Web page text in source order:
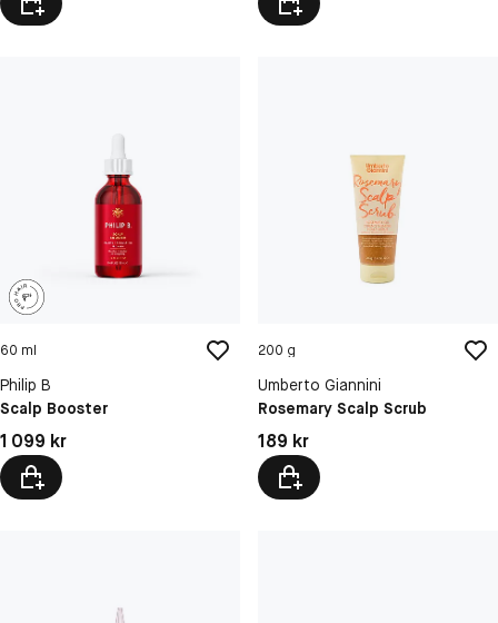
60 ml
Philip B
Scalp Booster
Pris: 1 099 kr
1 099 kr
200 g
Umberto Giannini
Rosemary Scalp Scrub
Pris: 189 kr
189 kr